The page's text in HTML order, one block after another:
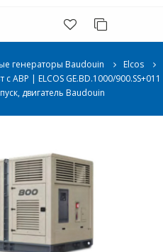
генераторы Baudouin
Elcos
АВР | ELCOS GE.BD.1000/900.SS+011
двигатель Baudouin